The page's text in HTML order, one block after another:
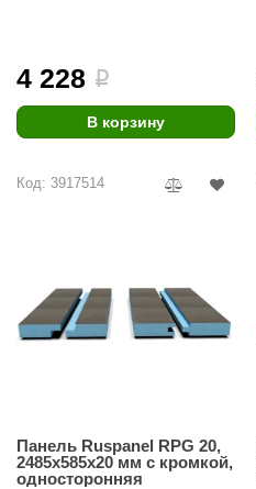
4 228 i
В корзину
Код: 3917514
Панель Ruspanel RPG 20,
2485х585х20 мм с кромкой,
односторонняя